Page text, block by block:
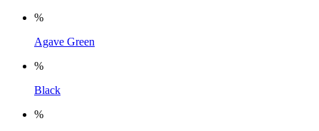
%
Agave Green
%
Black
%